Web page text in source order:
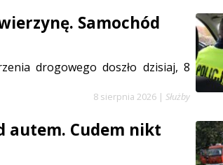
Samochód
drogowego doszło dzisiaj, 8
8 sierpnia 2026 | Służby
autem. Cudem nikt